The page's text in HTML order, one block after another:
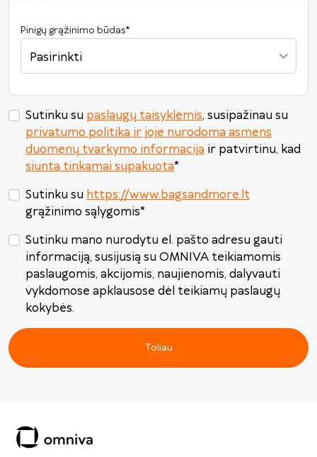
31 1 2 3 4 5 6
Šiandien Išvalyti Uždaryti
Pinigų grąžinimo būdas*
Pasirinkti
Sutinku su paslaugų taisyklėmis, susipažinau su
privatumo politika ir joje nurodoma asmens
duomenų tvarkymo informacija ir patvirtinu, kad
siunta tinkamai supakuota*
Sutinku su https://www.bagsandmore.lt
grąžinimo sąlygomis*
Sutinku mano nurodytu el. pašto adresu gauti
informaciją, susijusią su OMNIVA teikiamomis
paslaugomis, akcijomis, naujienomis, dalyvauti
vykdomose apklausose dėl teikiamų paslaugų
kokybės.
Toliau